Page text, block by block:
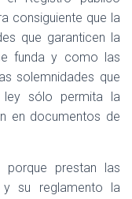
consiguiente que la
que garanticen la
funda y como las
solemnidades que
sólo permita la
en documentos de
porque prestan las
y su reglamento la